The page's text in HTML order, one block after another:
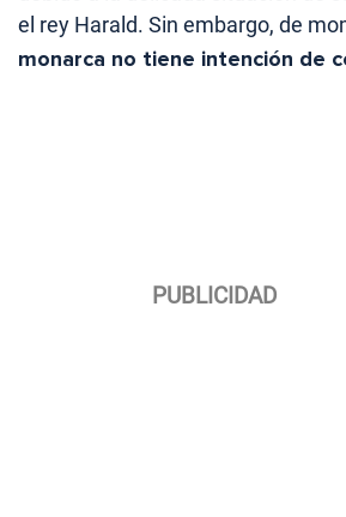
el rey Harald. Sin embargo, de
monarca no tiene intención de